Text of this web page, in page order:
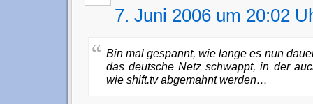
7. Juni 2006 um 20:02
Bin mal gespannt, wie lange es nun
das deutsche Netz schwappt, in der
wie shift.tv abgemahnt werden…